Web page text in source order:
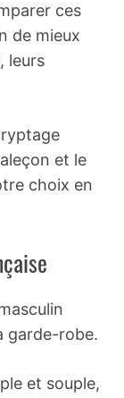
ces
de mieux
leurs
et le
choix en
garde-robe.
et souple,